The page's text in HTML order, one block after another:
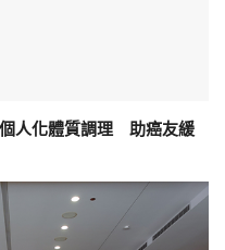
人化體質調理 助癌友緩